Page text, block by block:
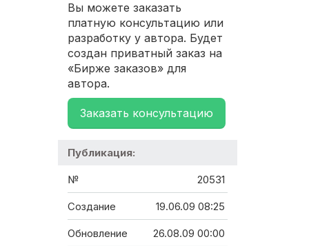
Вы можете заказать
платную консультацию или
разработку у автора. Будет
создан приватный заказ на
«Бирже заказов» для
автора.
Заказать консультацию
Публикация:
№ 20531
Создание 19.06.09 08:25
Обновление 26.08.09 00:00